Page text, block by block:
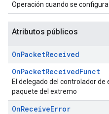
Operación cuando se
Atributos públicos
OnPacketReceived
OnPacketReceivedFunct
El delegado del controlador de
paquete del extremo
OnReceiveError